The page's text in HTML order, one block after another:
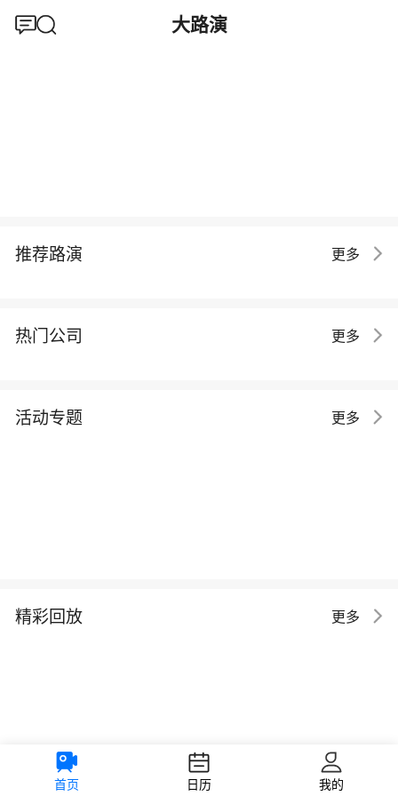
大路演
推荐路演 更多
热门公司 更多
活动专题 更多
精彩回放 更多
首页 日历 我的